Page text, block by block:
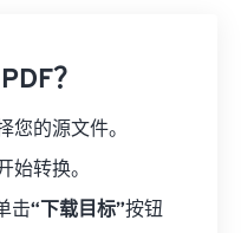
？
您的源文件。
始转换。
击“下载目标”按钮